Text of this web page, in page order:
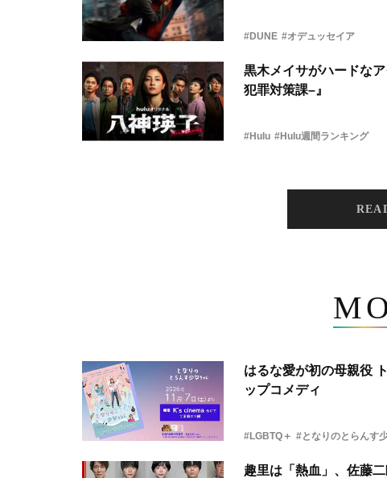
#DUNE #オデュッセイア
黒木メイサがハードな
犯罪対策課–』
#Hulu #Hulu週間ランキング
はるな愛が初の母親役
ップコメディ
#LGBTQ＋ #となりのとらんす
趣里は「熱血」、佐藤